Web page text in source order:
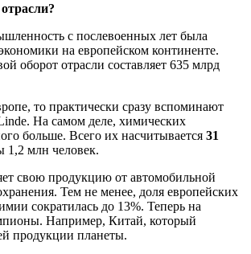
с послевоенных лет была
на европейском континенте.
оборот отрасли составляет 635 млрд
то практически сразу вспоминают
На самом деле, химических
больше. Всего их насчитывается 31
1,2 млн человек.
свою продукцию от автомобильной
Тем не менее, доля европейских
сократилась до 13%. Теперь на
Например, Китай, который
продукции планеты.